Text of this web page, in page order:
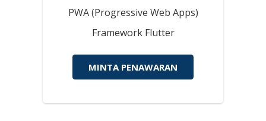
PWA (Progressive Web Apps)
Framework Flutter
MINTA PENAWARAN